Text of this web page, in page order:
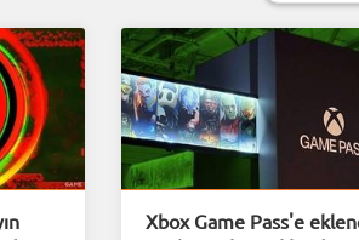
Xbox Game Pass'e